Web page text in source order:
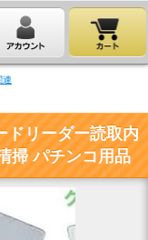
連
リーダー読取内
掃 パチンコ用品